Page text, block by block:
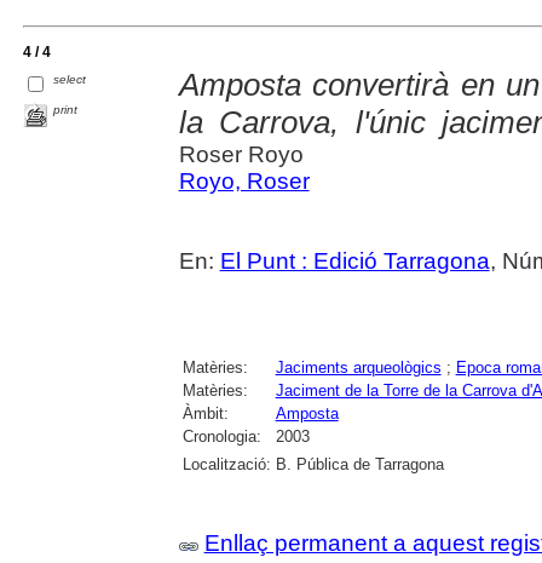
4 / 4
select
print
Amposta convertirà en
la Carrova, l'únic
Roser Royo
Royo, Roser
En: El Punt : Edició Tarragona,
Matèries: Jaciments arqueològics ; Epoca
Matèries:
Jaciment de la Torre de la Carrova
Àmbit:
Amposta
Cronologia:
2003
Localització: B. Pública de Tarragona
Enllaç permanent a aquest